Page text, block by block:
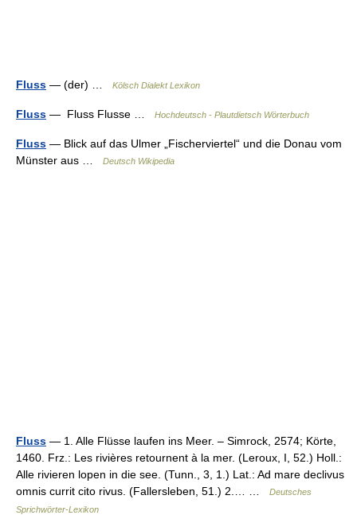
Fluss — (der) … Kölsch Dialekt Lexikon
Fluss — Fluss Flusse … Hochdeutsch - Plautdietsch Wörterbuch
Fluss — Blick auf das Ulmer „Fischerviertel“ und die Donau vom
Münster aus …
Deutsch Wikipedia
Fluss — 1. Alle Flüsse laufen ins Meer. – Simrock, 2574; Körte,
1460. Frz.: Les rivières retournent à la mer. (Leroux, I, 52.) Holl.:
Alle rivieren lopen in die see. (Tunn., 3, 1.) Lat.: Ad mare declivus
omnis currit cito rivus. (Fallersleben, 51.) 2.… …
Deutsches
Sprichwörter-Lexikon